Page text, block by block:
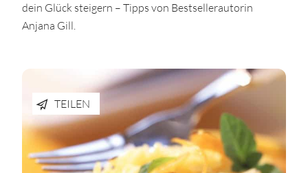
dein Glück steigern – Tipps von Bestsellerautorin
Anjana Gill.
TEILEN